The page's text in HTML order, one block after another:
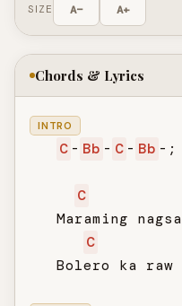
SIZE A− A+
Chords & Lyrics
INTRO
C - Bb - C - Bb -;
C
Maraming
C
Bolero ka raw